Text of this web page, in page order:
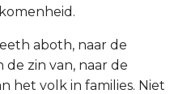
aboth, naar de
de zin van, naar de
het volk in families. Niet